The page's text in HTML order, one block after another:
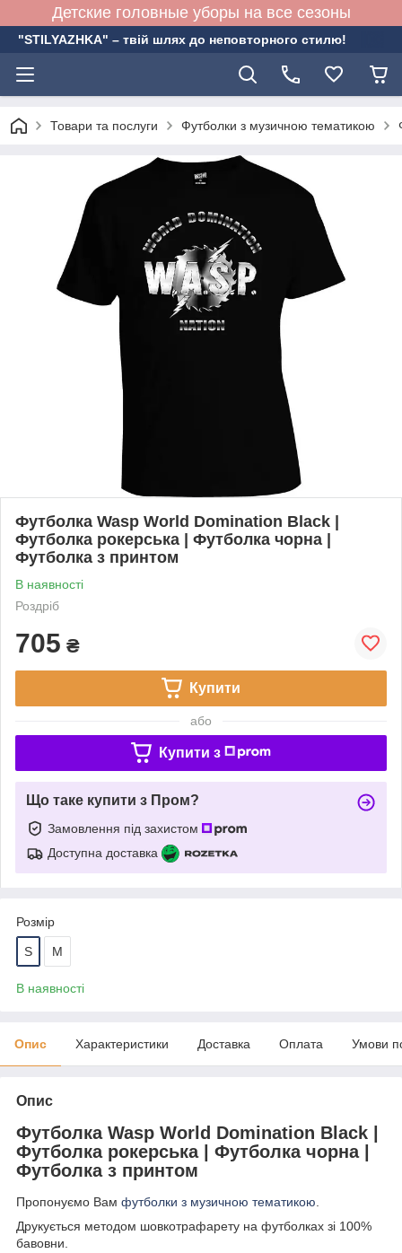
Детские головные уборы на все сезоны
"STILYAZHKA" – твій шлях до неповторного стилю!
Товари та послуги Футболки з музичною тематикою
Футболка Wasp World Domination Black |
Футболка рокерська | Футболка чорна |
Футболка з принтом
В наявності
Роздріб
705 ₴
Купити
або
Купити з
Що таке купити з Пром?
Замовлення під захистом
Доступна доставка
Розмір
S M
В наявності
Опис Характеристики Доставка Оплата Умови
Опис
Футболка Wasp World Domination Black |
Футболка рокерська | Футболка чорна |
Футболка з принтом
Пропонуємо Вам футболки з музичною тематикою.
Друкується методом шовкотрафарету на футболках зі 100%
бавовни.